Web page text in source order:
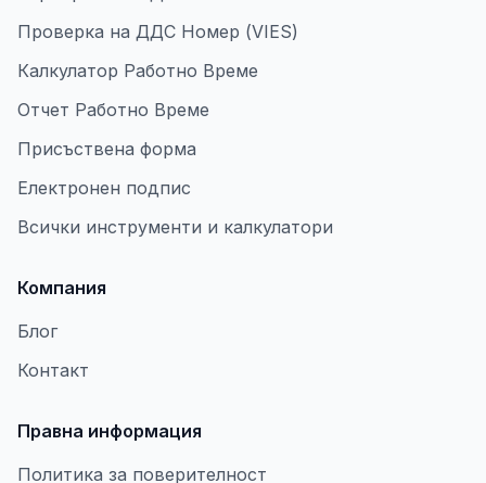
Проверка на ДДС Номер (VIES)
Калкулатор Работно Време
Отчет Работно Време
Присъствена форма
Електронен подпис
Всички инструменти и калкулатори
Компания
Блог
Контакт
Правна информация
Политика за поверителност